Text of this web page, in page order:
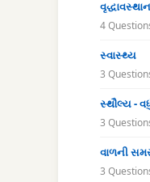
4
સ્વાસ્થ્ય
3
સ્થૌલ્ય -
3
વાળની
3